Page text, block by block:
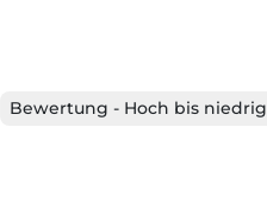
Bewertung - Hoch bis niedrig